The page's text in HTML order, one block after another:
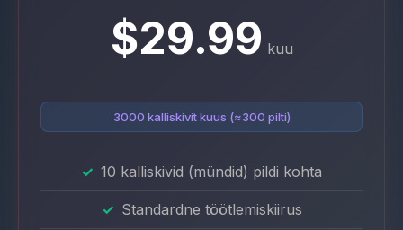
$29.99 kuu
3000 kalliskivit kuus (≈300 pilti)
10 kalliskivid (mündid) pildi kohta
Standardne töötlemiskiirus